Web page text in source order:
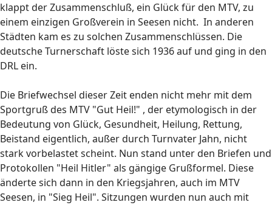
klappt der Zusammenschluß, ein Glück für den MTV, zu
einem einzigen Großverein in Seesen nicht. In anderen
Städten kam es zu solchen Zusammenschlüssen. Die
deutsche Turnerschaft löste sich 1936 auf und ging in den
DRL ein.
Die Briefwechsel dieser Zeit enden nicht mehr mit dem
Sportgruß des MTV "Gut Heil!" , der etymologisch in der
Bedeutung von Glück, Gesundheit, Heilung, Rettung,
Beistand eigentlich, außer durch Turnvater Jahn, nicht
stark vorbelastet scheint. Nun stand unter den Briefen und
Protokollen "Heil Hitler" als gängige Grußformel. Diese
änderte sich dann in den Kriegsjahren, auch im MTV
Seesen, in "Sieg Heil". Sitzungen wurden nun auch mit